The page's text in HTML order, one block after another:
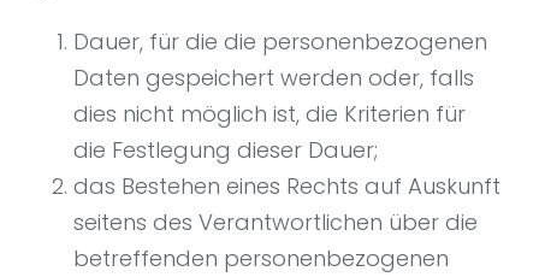
Dauer, für die die personenbezogenen
Daten gespeichert werden oder, falls
dies nicht möglich ist, die Kriterien für
die Festlegung dieser Dauer;
das Bestehen eines Rechts auf Auskunft
seitens des Verantwortlichen über die
betreffenden personenbezogenen